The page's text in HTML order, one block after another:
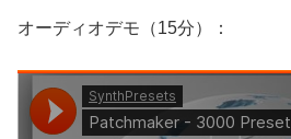
オーディオデモ（15分）：